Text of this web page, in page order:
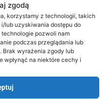
zgodą
korzystamy z technologii, takich
lub uzyskiwania dostępu do
pozwoli nam
podczas przeglądania lub
Brak wyrażenia zgody lub
wpłynąć na niektóre cechy i
SIĘ